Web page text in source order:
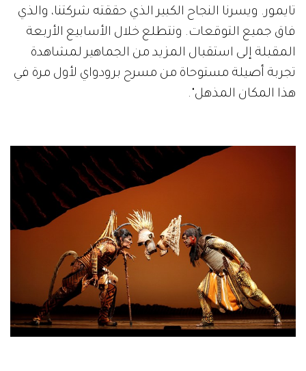
تايمور. ويسرنا النجاح الكبير الذي حققته شركتنا، والذي
فاق جميع التوقعات. ونتطلع خلال الأسابيع الأربعة
المقبلة إلى استقبال المزيد من الجماهير لمشاهدة
تجربة أصيلة مستوحاة من مسرح برودواي لأول مرة في
هذا المكان المذهل".